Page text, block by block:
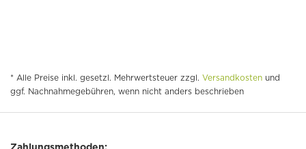
* Alle Preise inkl. gesetzl. Mehrwertsteuer zzgl. Versandkosten und
ggf. Nachnahmegebühren, wenn nicht anders beschrieben